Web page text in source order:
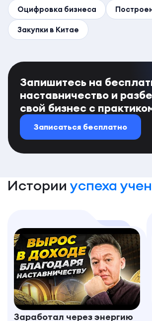
Оцифровка бизнеса
Закупки в Китае
Запишитесь на
наставничество и
свой бизнес с
Записаться бесплатно
Истории успеха
Заработал через энергию